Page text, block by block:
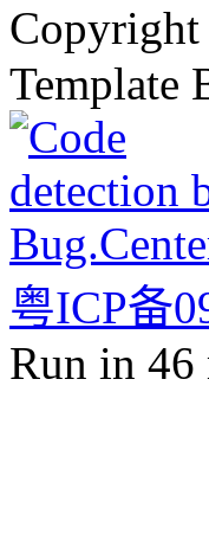
Template
粤ICP备
Run in 46